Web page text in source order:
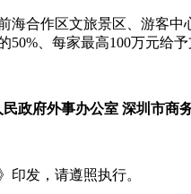
合作区文旅景区、游客
、每家最高100万元给予
政府外事办公室 深圳市
印发，请遵照执行。